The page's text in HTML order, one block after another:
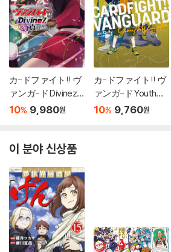
カ-ドファイト!! ヴ
ァンガ-ド Divinez
幻眞覺醒編 2
10% 9,980원
カ-ドファイト!! ヴ
ァンガ-ド YouthQu
ake 6
10% 9,760원
이 분야 신상품